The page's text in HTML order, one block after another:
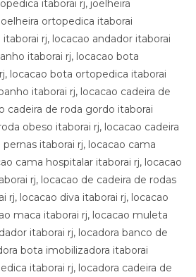
itaborai rj, joelheira
ortopedica itaborai
rj, locacao andador itaborai
itaborai rj, locacao bota
locacao bota ortopedica itaborai
itaborai rj, locacao cadeira de
cadeira de roda gordo itaborai
obeso itaborai rj, locacao cadeira
itaborai rj, locacao cama
cama hospitalar itaborai rj, locacao
rj, locacao de cadeira de rodas
rj, locacao diva itaborai rj, locacao
maca itaborai rj, locacao muleta
itaborai rj, locadora banco de
bota imobilizadora itaborai
itaborai rj, locadora cadeira de